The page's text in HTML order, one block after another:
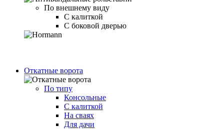
По внешнему виду
С калиткой
С боковой дверью
Откатные ворота
По типу
Консольные
С калиткой
На сваях
Для дачи